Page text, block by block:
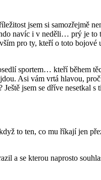
jsem si samozřejmě
navíc i v neděli… prý je
pro ty, kteří o toto
sportem… kteří během
Asi vám vrtá hlavou,
jsem se dříve nesetkal
to ten, co mu říkají jen
a se kterou naprosto